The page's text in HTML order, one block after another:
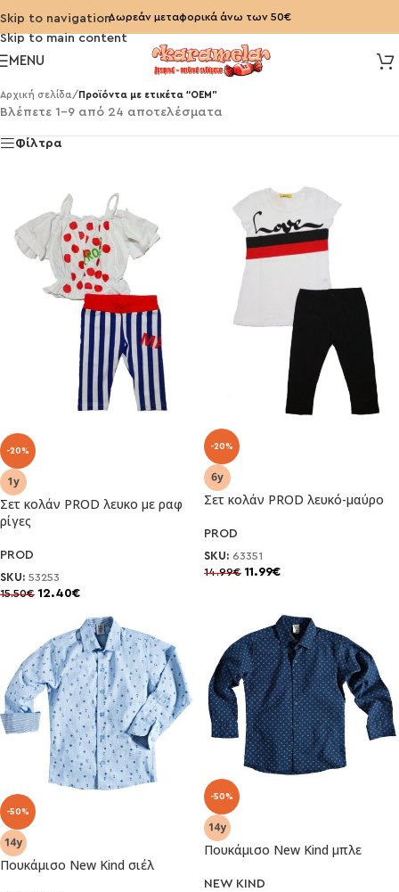
Skip to navigation
Skip to main content
Δωρεάν μεταφορικά άνω των 50€
MENU
Αρχική σελίδα/ Προϊόντα με ετικέτα “OEM”
Βλέπετε 1–9 από 24 αποτελέσματα
Φίλτρα
-20%
Σετ κολάν PROD λευκο με ραφ
ρίγες
PROD
SKU: 53253
15.50€ 12.40€
-20%
Σετ κολάν PROD λευκό-μαύρο
PROD
SKU: 63351
14.99€ 11.99€
-50%
Πουκάμισο New Kind σιέλ
-50%
Πουκάμισο New Kind μπλε
NEW KIND